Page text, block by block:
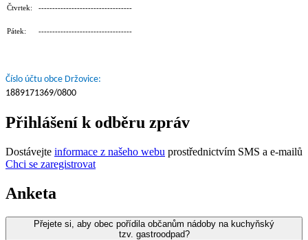
Čtvrtek: ----------------------------------
Pátek: ----------------------------------
Číslo účtu obce Držovice:
1889171369/0800
Přihlášení k odběru zpráv
Dostávejte informace z našeho webu prostřednictvím SMS a e-mailů
Chci se zaregistrovat
Anketa
Přejete si, aby obec pořídila občanům nádoby na kuchyňský
tzv. gastroodpad?